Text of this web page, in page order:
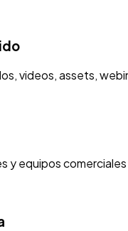
videos, assets,
y equipos